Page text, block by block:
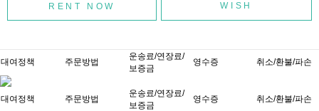
WISH
대여정책 주문방법
운송료/연장료/
보증금
영수증 취소/환불/파손
대여정책 주문방법
운송료/연장료/
보증금
영수증 취소/환불/파손